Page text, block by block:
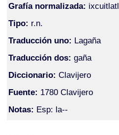
Grafía normalizada: ixcuitlatl
Tipo: r.n.
Traducción uno: Lagaña
Traducción dos: gaña
Diccionario: Clavijero
Fuente: 1780 Clavijero
Notas: Esp: la--